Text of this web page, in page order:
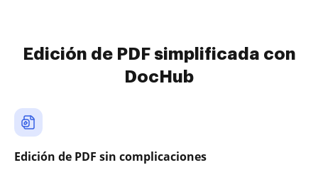
Edición de PDF simplificada con
DocHub
Edición de PDF sin complicaciones